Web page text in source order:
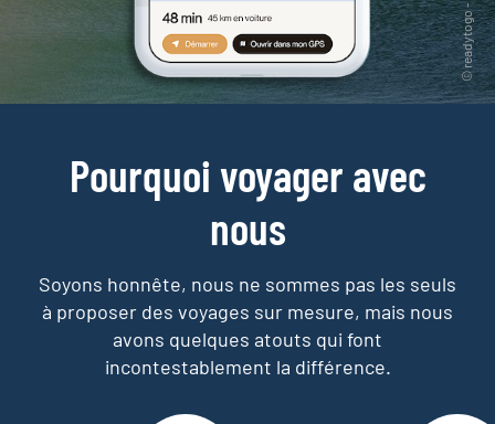
Pourquoi voyager avec
nous
Soyons honnête, nous ne sommes pas les seuls
à proposer des voyages sur mesure, mais nous
avons quelques atouts qui font
incontestablement la différence.